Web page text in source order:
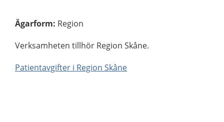
Ägarform: Region
Verksamheten tillhör Region Skåne.
Patientavgifter i Region Skåne